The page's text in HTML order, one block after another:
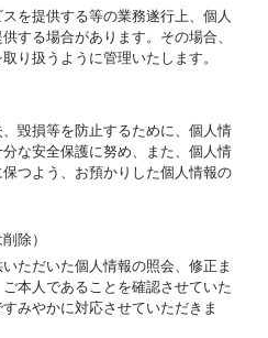
を提供する等の業務遂行上、個人
する場合があります。その場合、
り扱うように管理いたします。
毀損等を防止するために、個人情
な安全保護に努め、また、個人情
つよう、お預かりした個人情報の
除）
ただいた個人情報の照会、修正ま
本人であることを確認させていた
みやかに対応させていただきま